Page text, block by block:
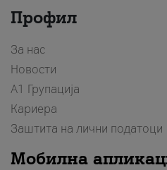
Профил
За нас
Новости
А1 Групација
Кариера
Заштита на лични податоци
Мобилна